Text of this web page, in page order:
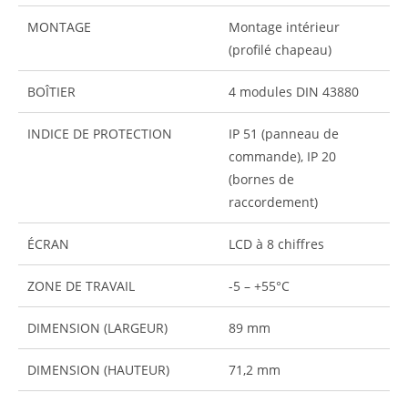
MONTAGE
Montage intérieur
(profilé chapeau)
BOÎTIER 4 modules DIN 43880
INDICE DE PROTECTION
IP 51 (panneau de
commande), IP 20
(bornes de
raccordement)
ÉCRAN LCD à 8 chiffres
ZONE DE TRAVAIL -5 – +55°C
DIMENSION (LARGEUR) 89 mm
DIMENSION (HAUTEUR) 71,2 mm